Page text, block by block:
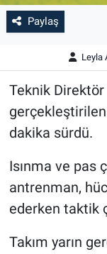
Paylaş
Leyla
Teknik
dakika sürdü.
Isınma ve pas
antrenman,
ederken taktik
Takım yarın